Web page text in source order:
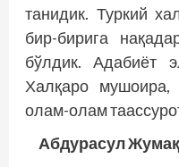
танидик. Туркий
бир-бирига
бўлдик. Адабиёт
Халқаро мушоира,
олам-олам
Абдурасул